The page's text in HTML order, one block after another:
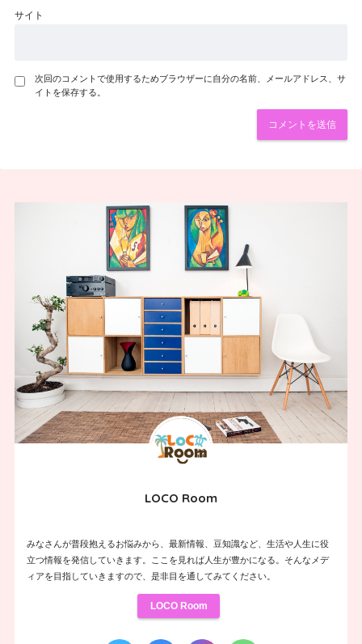
サイト
次回のコメントで使用するためブラウザーに自分の名前、メールアドレス、サ
イトを保存する。
LOCO Room
みなさんが普段抱えるお悩みから、最新情報、豆知識など、生活や人生に役
立つ情報を発信していきます。ここを見れば人生が豊かになる。そんなメデ
ィアを目指していきますので、是非目を通してみてください。
LOCO Room